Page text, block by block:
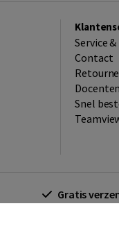
Service
Contact
Snel
Gratis